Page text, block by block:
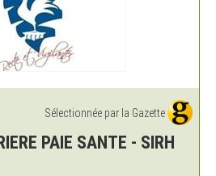
Sélectionnée par la Gazette
PAIE SANTE - SIRH